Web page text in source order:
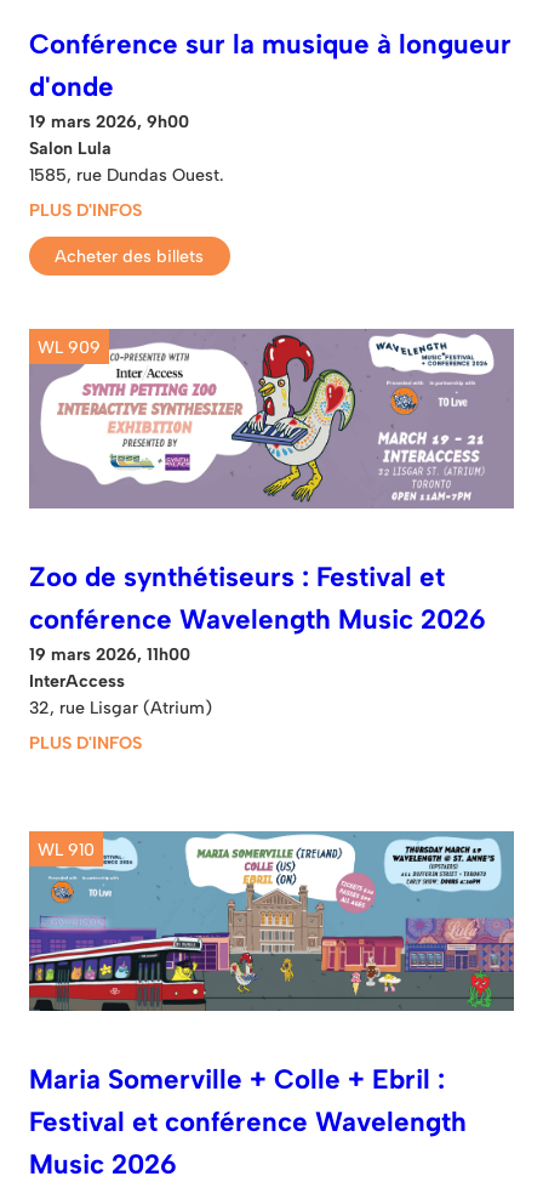
Conférence sur la musique à longueur
d'onde
19 mars 2026, 9h00
Salon Lula
1585, rue Dundas Ouest.
PLUS D'INFOS
Acheter des billets
WL 909
Zoo de synthétiseurs : Festival et
conférence Wavelength Music 2026
19 mars 2026, 11h00
InterAccess
32, rue Lisgar (Atrium)
PLUS D'INFOS
WL 910
Maria Somerville + Colle + Ebril :
Festival et conférence Wavelength
Music 2026